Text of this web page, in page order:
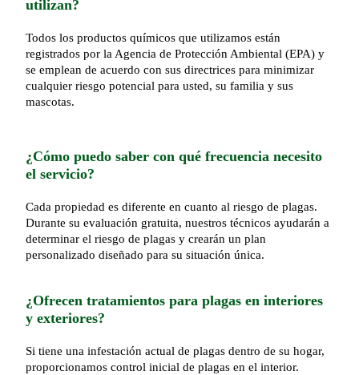
utilizan?
Todos los productos químicos que utilizamos están
registrados por la Agencia de Protección Ambiental (EPA) y
se emplean de acuerdo con sus directrices para minimizar
cualquier riesgo potencial para usted, su familia y sus
mascotas.
¿Cómo puedo saber con qué frecuencia necesito
el servicio?
Cada propiedad es diferente en cuanto al riesgo de plagas.
Durante su evaluación gratuita, nuestros técnicos ayudarán a
determinar el riesgo de plagas y crearán un plan
personalizado diseñado para su situación única.
¿Ofrecen tratamientos para plagas en interiores
y exteriores?
Si tiene una infestación actual de plagas dentro de su hogar,
proporcionamos control inicial de plagas en el interior.